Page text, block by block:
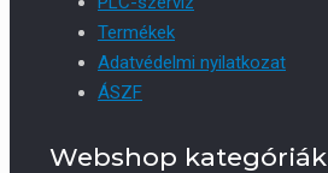
Termékek
Adatvédelmi nyilatkozat
ÁSZF
Webshop kategóriák